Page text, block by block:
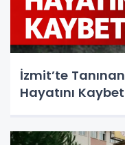
İzmit’te
Hayatını